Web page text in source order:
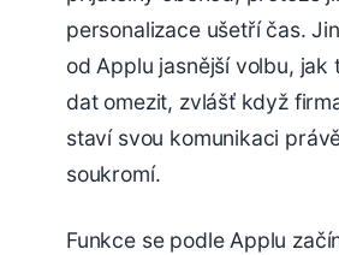
personalizace ušetří čas.
od Applu jasnější volbu, jak
dat omezit, zvlášť když
staví svou komunikaci
soukromí.
Funkce se podle Applu